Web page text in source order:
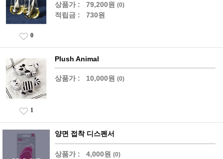
상품가 : 79,200원 (0)
적립금 : 730원
0
Plush Animal
상품가 : 10,000원 (0)
1
양면 접착 디스펜서
상품가 : 4,000원 (0)